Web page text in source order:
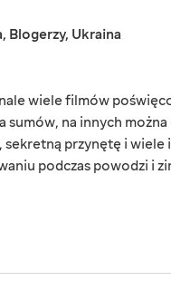
, Blogerzy, Ukraina
wiele filmów
sumów, na innych
przynętę i wiele
podczas powodzi i